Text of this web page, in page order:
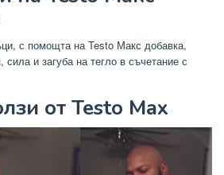
с помощта на Testo Макс добавка,
сила и загуба на тегло в съчетание с
от Testo Max